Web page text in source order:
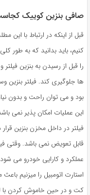
صافی بنزین کوییک
قبل از اینکه در ارتباط با این
کنیم، باید بدانید که به طور
را قبل از رسیدن به بنزین
ها جلوگیری کند. فیلتر بنزین
بود و می توان راحت و بدون
این عملیات امکان پذیر نمی
فیلتر در داخل مخزن بنزین
قابل تعویض نمی باشد. وقتی
عملکرد و کارایی خودرو می
استارت اتومبیل را میزنیم
کت و در حین خاموش کردن